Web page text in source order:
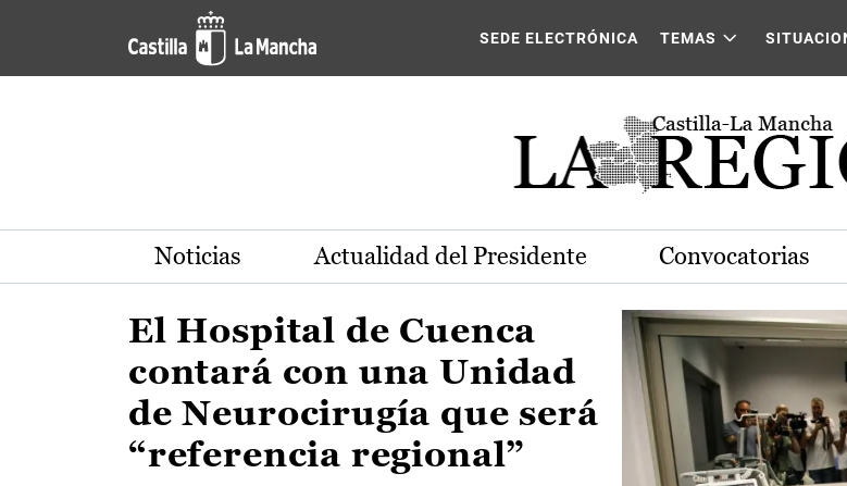
Pasar al contenido principal
Actualidad de la región de Castilla-La Mancha
SEDE ELECTRÓNICA TEMAS
Noticias Actualidad del Presidente Convocatorias
El Hospital de Cuenca
contará con una Unidad
de Neurocirugía que será
“referencia regional”